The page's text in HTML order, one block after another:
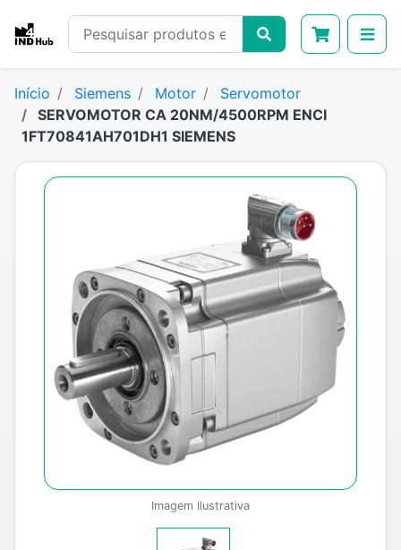
Início Siemens Motor
Servomotor
SERVOMOTOR CA 20NM/4500RPM ENCI
1FT70841AH701DH1 SIEMENS
Imagem Ilustrativa